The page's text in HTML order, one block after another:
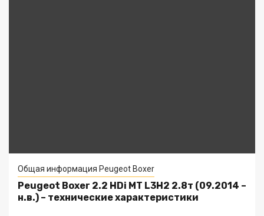
Общая информация Peugeot Boxer
Peugeot Boxer 2.2 HDi MT L3H2 2.8т (09.2014 –
н.в.) – технические характеристики